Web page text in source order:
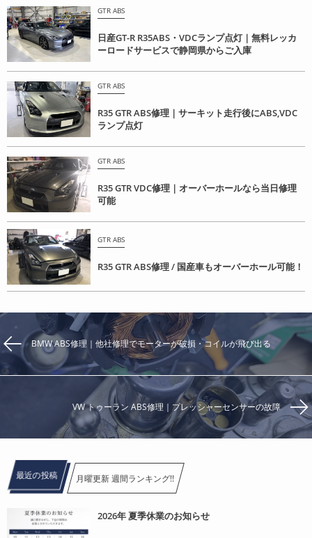
GTR ABS
日産GT-R R35ABS・VDCランプ点灯｜無料レッカ
ーロードサービスで静岡県からご入庫
GTR ABS
R35 GTR ABS修理｜サーキット走行後にABS,VDC
ランプ点灯
GTR ABS
R35 GTR VDC修理｜オーバーホールなら当日修理
可能
GTR ABS
R35 GTR ABS修理 / 国産車もオーバーホール可能！
BMW ABS修理｜他社修理でモーターが破損・コイルが飛び出る
VW トゥーラン ABS修理｜プレッシャーセンサーの故障
最近の投稿 月曜更新 週間ランキング!!
2026年 夏季休業のお知らせ